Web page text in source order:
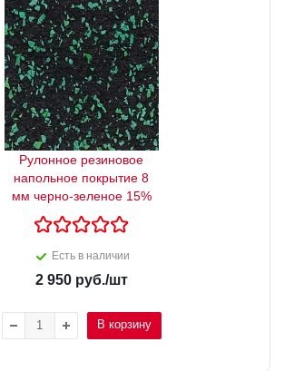
Рулонное резиновое
напольное покрытие 8
мм черно-зеленое 15%
Есть в наличии
2 950руб./шт
В корзину